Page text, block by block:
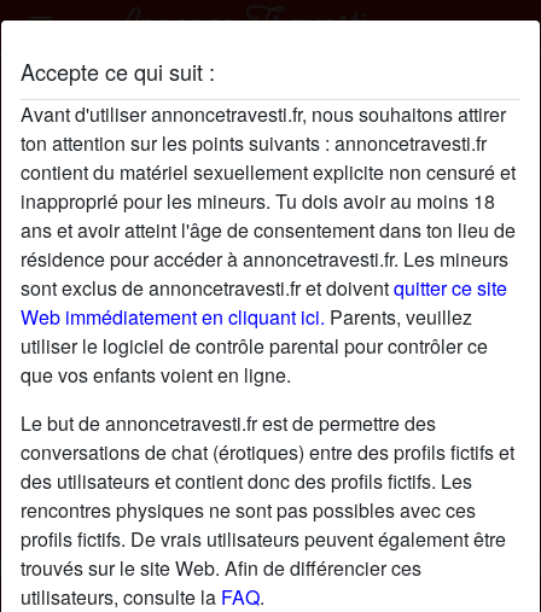
Accepte ce qui suit :
Avant d'utiliser annoncetravesti.fr, nous souhaitons attirer
ton attention sur les points suivants : annoncetravesti.fr
contient du matériel sexuellement explicite non censuré et
inapproprié pour les mineurs. Tu dois avoir au moins 18
ans et avoir atteint l'âge de consentement dans ton lieu de
résidence pour accéder à annoncetravesti.fr. Les mineurs
sont exclus de annoncetravesti.fr et doiventquitter ce site
Web immédiatement en cliquant ici. Parents, veuillez
utiliser le logiciel de contrôle parental pour contrôler ce
que vos enfants voient en ligne.
Le but de annoncetravesti.fr est de permettre des
conversations de chat (érotiques) entre des profils fictifs et
des utilisateurs et contient donc des profils fictifs. Les
rencontres physiques ne sont pas possibles avec ces
profils fictifs. De vrais utilisateurs peuvent également être
trouvés sur le site Web. Afin de différencier ces
utilisateurs, consulte la FAQ.
MartineBonh profil
starAjouter chatDiscuter !